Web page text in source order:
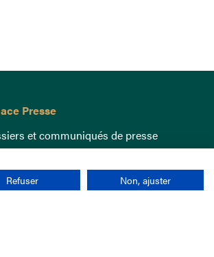
Presse
et communiqués de presse
Refuser Non, ajuster